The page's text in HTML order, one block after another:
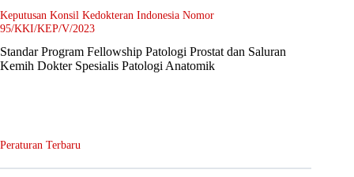
Keputusan Konsil Kedokteran Indonesia Nomor
95/KKI/KEP/V/2023
Standar Program Fellowship Patologi Prostat dan Saluran
Kemih Dokter Spesialis Patologi Anatomik
Peraturan Terbaru